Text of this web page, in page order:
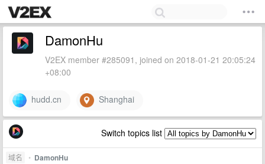
DamonHu
V2EX member #285091, joined on 2018-01-21 20:05:24
+08:00
hudd.cn Shanghai
Switch topics list
域名 • DamonHu